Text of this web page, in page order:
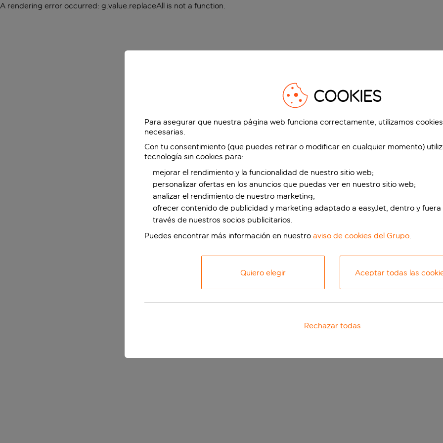
A rendering error occurred: g.value.replaceAll is not a function.
COOKIES
Para asegurar que nuestra página web funciona correctamente, utilizamos
necesarias.
Con tu consentimiento (que puedes retirar o modificar en cualquier momento)
tecnología sin cookies para:
mejorar el rendimiento y la funcionalidad de nuestro sitio web;
personalizar ofertas en los anuncios que puedas ver en nuestro sitio web;
analizar el rendimiento de nuestro marketing;
ofrecer contenido de publicidad y marketing adaptado a easyJet, dentro y
través de nuestros socios publicitarios.
Puedes encontrar más información en nuestro aviso de cookies del Grupo.
Quiero elegir Aceptar todas las
Rechazar todas